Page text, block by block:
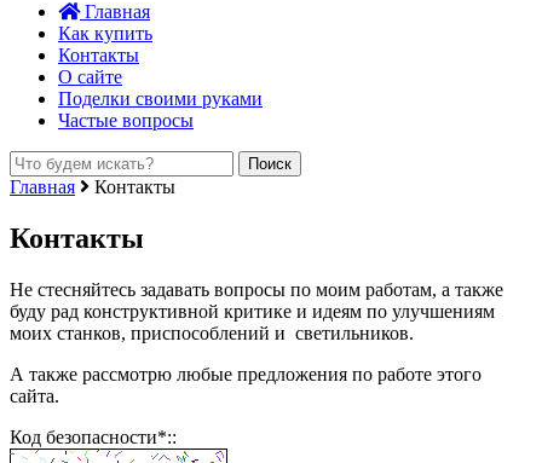
Главная
Как купить
Контакты
О сайте
Поделки своими руками
Частые вопросы
Главная Контакты
Контакты
Не стесняйтесь задавать вопросы по моим работам, а также
буду рад конструктивной критике и идеям по улучшениям
моих станков, приспособлений и светильников.
А также рассмотрю любые предложения по работе этого
сайта.
Код безопасности*::